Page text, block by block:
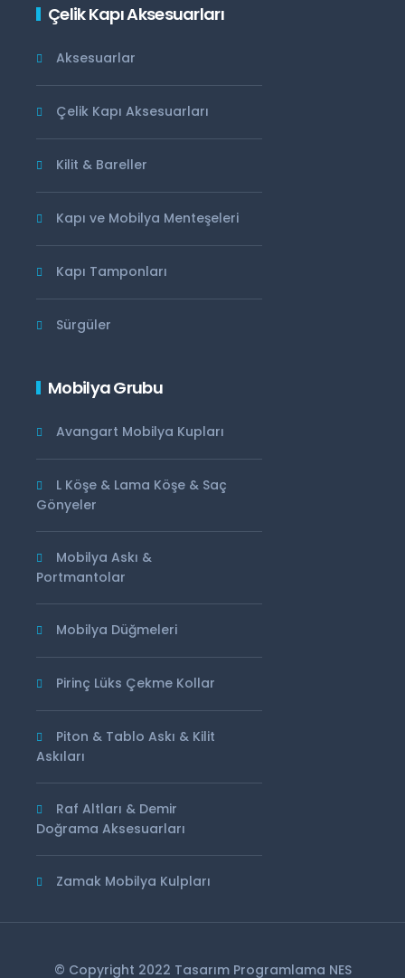
Çelik Kapı Aksesuarları
Aksesuarlar
Çelik Kapı Aksesuarları
Kilit & Bareller
Kapı ve Mobilya Menteşeleri
Kapı Tamponları
Sürgüler
Mobilya Grubu
Avangart Mobilya Kupları
L Köşe & Lama Köşe & Saç
Gönyeler
Mobilya Askı &
Portmantolar
Mobilya Düğmeleri
Pirinç Lüks Çekme Kollar
Piton & Tablo Askı & Kilit
Askıları
Raf Altları & Demir
Doğrama Aksesuarları
Zamak Mobilya Kulpları
© Copyright 2022 Tasarım Programlama NES